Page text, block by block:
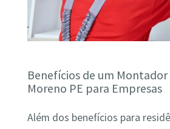
Benefícios de um Montador
Moreno PE para Empresas
Além dos benefícios para